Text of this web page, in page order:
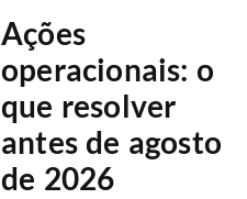
Ações
operacionais: o
que resolver
antes de agosto
de 2026